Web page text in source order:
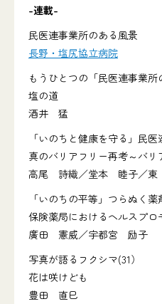
-連載-
民医連事業所のある風景
長野・塩尻協立病院
もうひとつの「民医連事業所
塩の道
酒井 猛
「いのちと健康を守る」民医
真のバリアフリー再考～バリ
高尾 詩織／堂本 睦子／
「いのちの平等」つらぬく薬
保険薬局におけるヘルスプロ
廣田 憲威／宇都宮 励子
写真が語るフクシマ(31）
花は咲けども
豊田 直巳